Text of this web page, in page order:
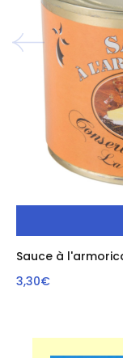
Sauce à
3,30€